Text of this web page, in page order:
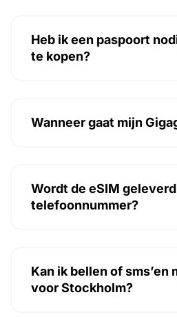
Heb ik een paspoort
te kopen?
Wanneer gaat mijn
Wordt de eSIM
telefoonnummer?
Kan ik bellen of sms’en
voor Stockholm?